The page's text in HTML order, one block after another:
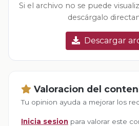
Si el archivo no se puede
descárgalo
Descargar
Valoracion del
Tu opinion ayuda a mejorar los
Inicia sesion para valorar este